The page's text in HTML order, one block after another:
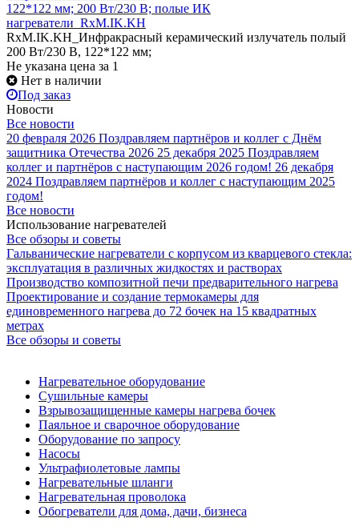
122*122 мм; 200 Вт/230 В; полые ИК
нагреватели_RxM.IK.KH
RxM.IK.KH_Инфракрасный керамический излучатель полый
200 Вт/230 В, 122*122 мм;
Не указана цена за 1
Нет в наличии
Под заказ
Новости
Все новости
20 февраля 2026 Поздравляем партнёров и коллег с Днём
защитника Отечества 2026 25 декабря 2025 Поздравляем
коллег и партнёров с наступающим 2026 годом! 26 декабря
2024 Поздравляем партнёров и коллег с наступающим 2025
годом!
Все новости
Использование нагревателей
Все обзоры и советы
Гальванические нагреватели с корпусом из кварцевого стекла:
эксплуатация в различных жидкостях и растворах
Производство композитной печи предварительного нагрева
Проектирование и создание термокамеры для
единовременного нагрева до 72 бочек на 15 квадратных
метрах
Все обзоры и советы
Нагревательное оборудование
Сушильные камеры
Взрывозащищенные камеры нагрева бочек
Паяльное и сварочное оборудование
Оборудование по запросу
Насосы
Ультрафиолетовые лампы
Нагревательные шланги
Нагревательная проволока
Обогреватели для дома, дачи, бизнеса